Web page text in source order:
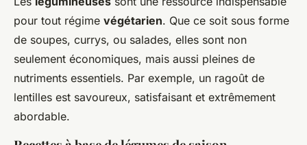
pour tout régime végétarien. Que ce soit sous forme
de soupes, currys, ou salades, elles sont non
seulement économiques, mais aussi pleines de
nutriments essentiels. Par exemple, un ragoût de
lentilles est savoureux, satisfaisant et extrêmement
abordable.